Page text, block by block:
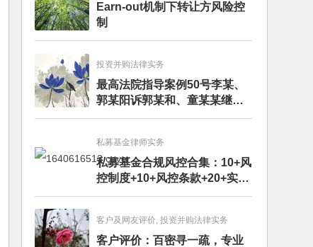
Earn-out机制下转让方风险控
制
投资并购法律实务
最高法院指导案例50号李某、
郭某阳诉郭某和、童某某继承
纠纷案
私募基金律师实务
私募基金合规风控合集：10+风
控制度+10+风控条款+20+实务
文章+每月动态
客户及网友评价, 投资并购法律实务
客户评价：百密寻一疏，专业